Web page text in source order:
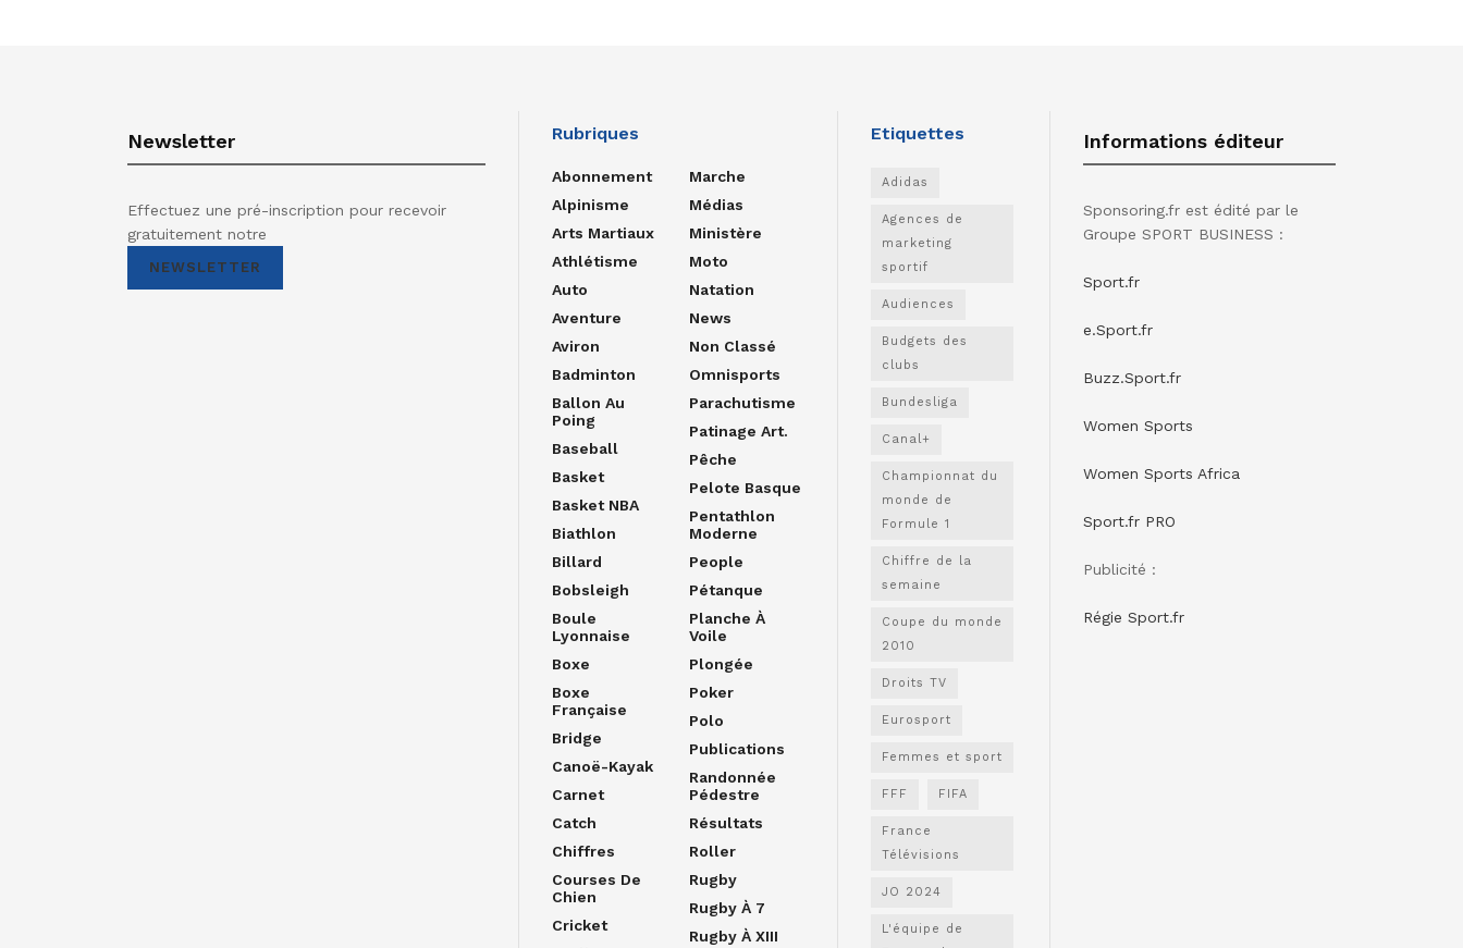
Newsletter
Effectuez une pré-inscription pour recevoir
gratuitement notre
NEWSLETTER
Rubriques
Abonnement
Alpinisme
Arts Martiaux
Athlétisme
Auto
Aventure
Aviron
Badminton
Ballon Au
Poing
Baseball
Basket
Basket NBA
Biathlon
Billard
Bobsleigh
Boule
Lyonnaise
Boxe
Boxe
Française
Bridge
Canoë-Kayak
Carnet
Catch
Chiffres
Courses De
Chien
Cricket
Marche
Médias
Ministère
Moto
Natation
News
Non Classé
Omnisports
Parachutisme
Patinage Art.
Pêche
Pelote Basque
Pentathlon
Moderne
People
Pétanque
Planche À
Voile
Plongée
Poker
Polo
Publications
Randonnée
Pédestre
Résultats
Roller
Rugby
Rugby À 7
Rugby À XIII
Etiquettes
Adidas
Agences de
marketing
sportif
Audiences
Budgets des
clubs
Bundesliga
Canal+
Championnat du
monde de
Formule 1
Chiffre de la
semaine
Coupe du monde
2010
Droits TV
Eurosport
Femmes et sport
FFF FIFA
France
Télévisions
JO 2024
L'équipe de
Informations éditeur
Sponsoring.fr est édité par le
Groupe SPORT BUSINESS :
Sport.fr
e.Sport.fr
Buzz.Sport.fr
Women Sports
Women Sports Africa
Sport.fr PRO
Publicité :
Régie Sport.fr